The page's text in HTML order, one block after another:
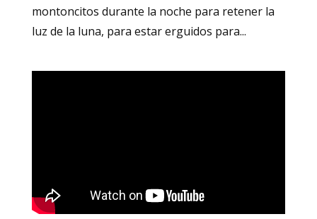
montoncitos durante la noche para retener la
luz de la luna, para estar erguidos para...